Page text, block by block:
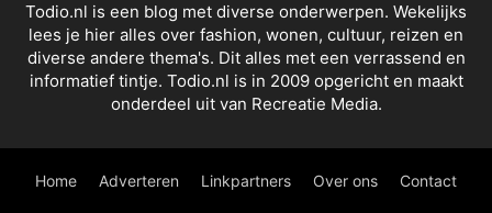
Todio.nl is een blog met diverse onderwerpen. Wekelijks
lees je hier alles over fashion, wonen, cultuur, reizen en
diverse andere thema's. Dit alles met een verrassend en
informatief tintje. Todio.nl is in 2009 opgericht en maakt
onderdeel uit van Recreatie Media.
Home Adverteren Linkpartners Over ons Contact